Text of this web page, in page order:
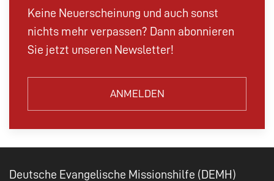
Keine Neuerscheinung und auch sonst
nichts mehr verpassen? Dann abonnieren
Sie jetzt unseren Newsletter!
ANMELDEN
Deutsche Evangelische Missionshilfe (DEMH)